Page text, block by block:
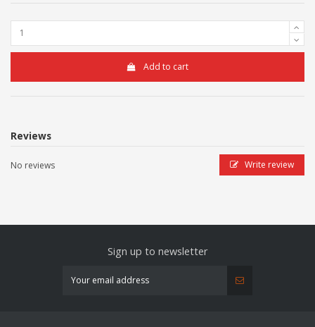
Add to cart
Reviews
No reviews Write review
Sign up to newsletter